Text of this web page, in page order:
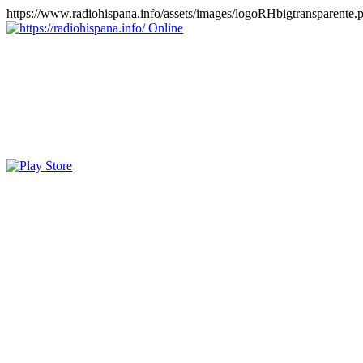
https://www.radiohispana.info/assets/images/
Online